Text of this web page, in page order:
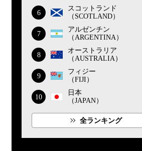
6
スコットランド
（SCOTLAND）
7
アルゼンチン
（ARGENTINA）
8
オーストラリア
（AUSTRALIA）
9
フィジー
（FIJI）
10
日本
（JAPAN）
全ランキング